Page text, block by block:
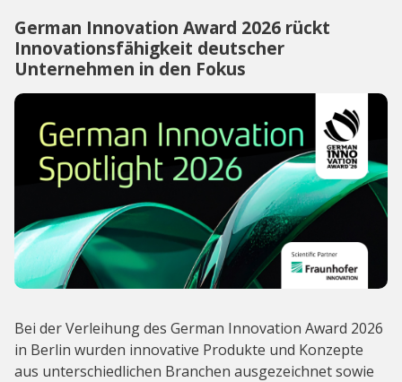
German Innovation Award 2026 rückt
Innovationsfähigkeit deutscher
Unternehmen in den Fokus
Bei der Verleihung des German Innovation Award 2026
in Berlin wurden innovative Produkte und Konzepte
aus unterschiedlichen Branchen ausgezeichnet sowie